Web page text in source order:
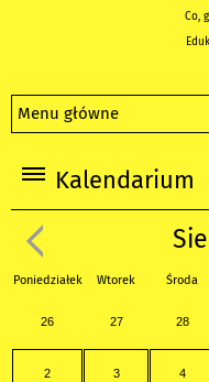
Co,
Menu główne
Kalendarium
Poniedziałek Wtorek Środa
26 27 28
2 3 4